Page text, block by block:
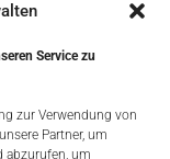
Service zu
zur Verwendung von
Partner, um
abzurufen, um